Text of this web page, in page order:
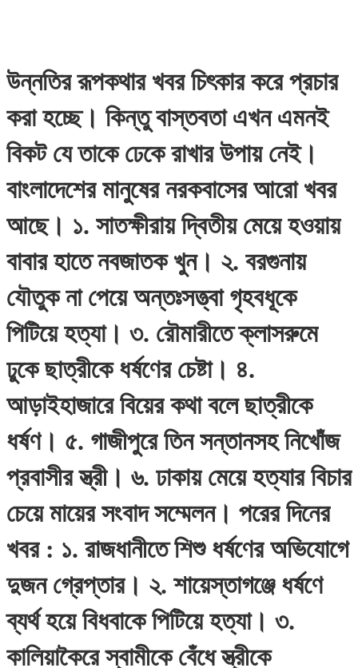
উন্নতির রূপকথার খবর চিৎকার করে প্রচার
করা হচ্ছে। কিন্তু বাস্তবতা এখন এমনই
বিকট যে তাকে ঢেকে রাখার উপায় নেই।
বাংলাদেশের মানুষের নরকবাসের আরো খবর
আছে। ১. সাতক্ষীরায় দ্বিতীয় মেয়ে হওয়ায়
বাবার হাতে নবজাতক খুন। ২. বরগুনায়
যৌতুক না পেয়ে অন্তঃসত্ত্বা গৃহবধূকে
পিটিয়ে হত্যা। ৩. রৌমারীতে ক্লাসরুমে
ঢুকে ছাত্রীকে ধর্ষণের চেষ্টা। ৪.
আড়াইহাজারে বিয়ের কথা বলে ছাত্রীকে
ধর্ষণ। ৫. গাজীপুরে তিন সন্তানসহ নিখোঁজ
প্রবাসীর স্ত্রী। ৬. ঢাকায় মেয়ে হত্যার বিচার
চেয়ে মায়ের সংবাদ সম্মেলন। পরের দিনের
খবর : ১. রাজধানীতে শিশু ধর্ষণের অভিযোগে
দুজন গ্রেপ্তার। ২. শায়েস্তাগঞ্জে ধর্ষণে
ব্যর্থ হয়ে বিধবাকে পিটিয়ে হত্যা। ৩.
কালিয়াকৈরে স্বামীকে বেঁধে স্ত্রীকে